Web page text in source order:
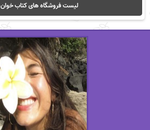
لیست فروشگاه های کتاب خوان